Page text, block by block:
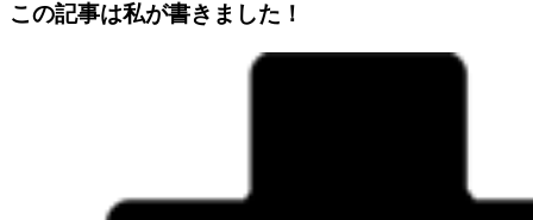
この記事は私が書きました！